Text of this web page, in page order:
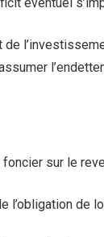
de
sur le
l’obligation de